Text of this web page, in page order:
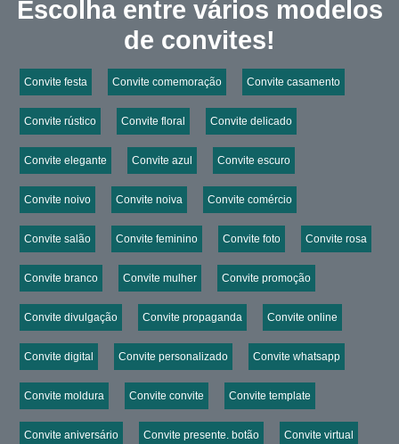
Escolha entre vários modelos
de convites!
Convite festa Convite comemoração Convite casamento
Convite rústico Convite floral Convite delicado
Convite elegante Convite azul Convite escuro
Convite noivo Convite noiva Convite comércio
Convite salão Convite feminino Convite foto Convite rosa
Convite branco Convite mulher Convite promoção
Convite divulgação Convite propaganda Convite online
Convite digital Convite personalizado Convite whatsapp
Convite moldura Convite convite Convite template
Convite aniversário Convite presente. botão Convite virtual